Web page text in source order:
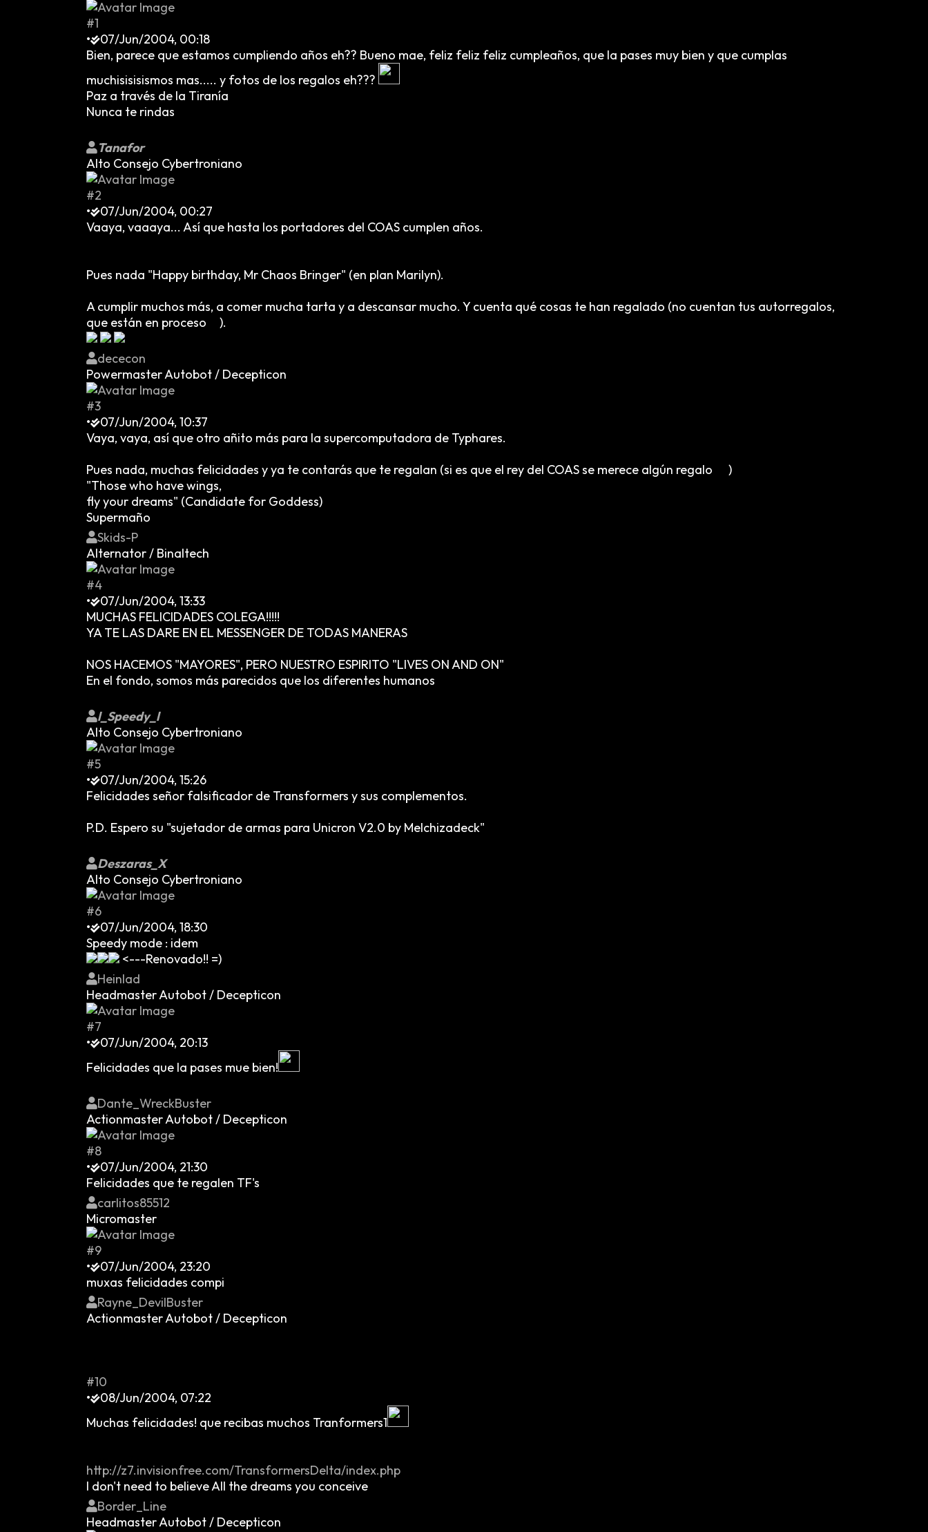
#1
•
07/Jun/2004, 00:18
Bien, parece que estamos cumpliendo años eh?? Bueno mae, feliz feliz feliz cumpleaños, que la pases muy bien y que cumplas
muchisisisismos mas..... y fotos de los regalos eh???
Paz a través de la Tiranía
Nunca te rindas
Tanafor
Alto Consejo Cybertroniano
#2
•
07/Jun/2004, 00:27
Vaaya, vaaaya... Así que hasta los portadores del COAS cumplen años.
Pues nada "Happy birthday, Mr Chaos Bringer" (en plan Marilyn).
A cumplir muchos más, a comer mucha tarta y a descansar mucho. Y cuenta qué cosas te han regalado (no cuentan tus autorregalos,
que están en proceso
).
dececon
Powermaster Autobot / Decepticon
#3
•
07/Jun/2004, 10:37
Vaya, vaya, así que otro añito más para la supercomputadora de Typhares.
Pues nada, muchas felicidades y ya te contarás que te regalan (si es que el rey del COAS se merece algún regalo
)
"Those who have wings,
fly your dreams" (Candidate for Goddess)
Supermaño
Skids-P
Alternator / Binaltech
#4
•
07/Jun/2004, 13:33
MUCHAS FELICIDADES COLEGA!!!!!
YA TE LAS DARE EN EL MESSENGER DE TODAS MANERAS
NOS HACEMOS "MAYORES", PERO NUESTRO ESPIRITO "LIVES ON AND ON"
En el fondo, somos más parecidos que los diferentes humanos
l_Speedy_l
Alto Consejo Cybertroniano
#5
•
07/Jun/2004, 15:26
Felicidades señor falsificador de Transformers y sus complementos.
P.D. Espero su "sujetador de armas para Unicron V2.0 by Melchizadeck"
Deszaras_X
Alto Consejo Cybertroniano
#6
•
07/Jun/2004, 18:30
Speedy mode : idem
<---Renovado!! =)
Heinlad
Headmaster Autobot / Decepticon
#7
•
07/Jun/2004, 20:13
Felicidades que la pases mue bien!
Dante_WreckBuster
Actionmaster Autobot / Decepticon
#8
•
07/Jun/2004, 21:30
Felicidades que te regalen TF's
carlitos85512
Micromaster
#9
•
07/Jun/2004, 23:20
muxas felicidades compi
Rayne_DevilBuster
Actionmaster Autobot / Decepticon
#10
•
08/Jun/2004, 07:22
Muchas felicidades! que recibas muchos Tranformers1
http://z7.invisionfree.com/TransformersDelta/index.php
I don't need to believe All the dreams you conceive
Border_Line
Headmaster Autobot / Decepticon